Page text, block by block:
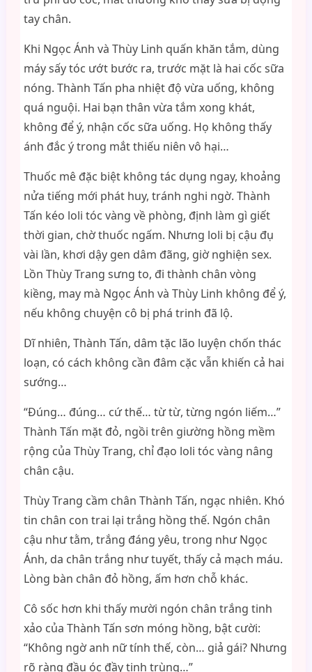
tay chân.
Khi Ngọc Ánh và Thùy Linh quấn khăn tắm, dùng
máy sấy tóc ướt bước ra, trước mặt là hai cốc sữa
nóng. Thành Tấn pha nhiệt độ vừa uống, không
quá nguội. Hai bạn thân vừa tắm xong khát,
không để ý, nhận cốc sữa uống. Họ không thấy
ánh đắc ý trong mắt thiếu niên vô hại…
Thuốc mê đặc biệt không tác dụng ngay, khoảng
nửa tiếng mới phát huy, tránh nghi ngờ. Thành
Tấn kéo loli tóc vàng về phòng, định làm gì giết
thời gian, chờ thuốc ngấm. Nhưng loli bị cậu đụ
vài lần, khơi dậy gen dâm đãng, giờ nghiện sex.
Lồn Thùy Trang sưng to, đi thành chân vòng
kiềng, may mà Ngọc Ánh và Thùy Linh không để ý,
nếu không chuyện cô bị phá trinh đã lộ.
Dĩ nhiên, Thành Tấn, dâm tặc lão luyện chốn thác
loạn, có cách không cần đâm cặc vẫn khiến cả hai
sướng…
“Đúng… đúng… cứ thế… từ từ, từng ngón liếm…”
Thành Tấn mặt đỏ, ngồi trên giường hồng mềm
rộng của Thùy Trang, chỉ đạo loli tóc vàng nâng
chân cậu.
Thùy Trang cầm chân Thành Tấn, ngạc nhiên. Khó
tin chân con trai lại trắng hồng thế. Ngón chân
cậu như tằm, trắng đáng yêu, trong như Ngọc
Ánh, da chân trắng như tuyết, thấy cả mạch máu.
Lòng bàn chân đỏ hồng, ấm hơn chỗ khác.
Cô sốc hơn khi thấy mười ngón chân trắng tinh
xảo của Thành Tấn sơn móng hồng, bật cười:
“Không ngờ anh nữ tính thế, còn… giả gái? Nhưng
rõ ràng đầu óc đầy tinh trùng…”